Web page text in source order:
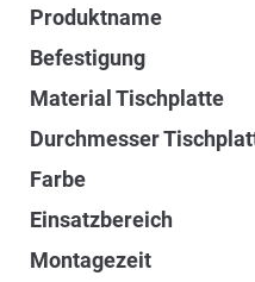
Produktname
Befestigung
Material Tischplatte
Durchmesser
Farbe
Einsatzbereich
Montagezeit